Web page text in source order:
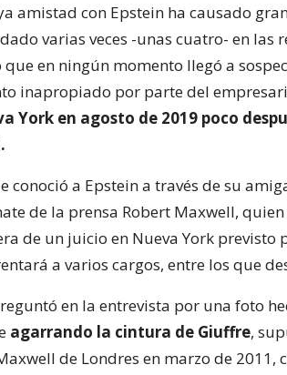
amistad con Epstein ha causado
varias veces -unas cuatro- en las
que en ningún momento llegó a
inapropiado por parte del
York en agosto de 2019 poco
conoció a Epstein a través de su
de la prensa Robert Maxwell,
de un juicio en Nueva York previsto
a varios cargos, entre los que
en la entrevista por una foto
agarrando la cintura de Giuffre,
de Londres en marzo de